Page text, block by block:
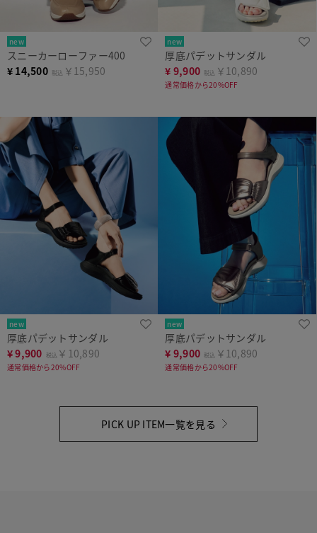
new
スニーカーローファー400
¥ 14,500 税込 ￥15,950
new
厚底パデットサンダル
¥ 9,900 税込 ￥10,890
通常価格から20%OFF
new
厚底パデットサンダル
¥9,900 税込 ￥10,890
通常価格から20%OFF
new
厚底パデットサンダル
¥ 9,900 税込 ￥10,890
通常価格から20%OFF
PICK UP ITEM一覧を見る